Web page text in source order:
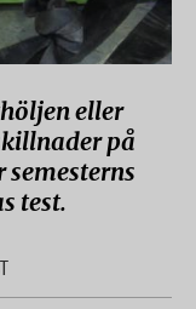
eller
på
test.